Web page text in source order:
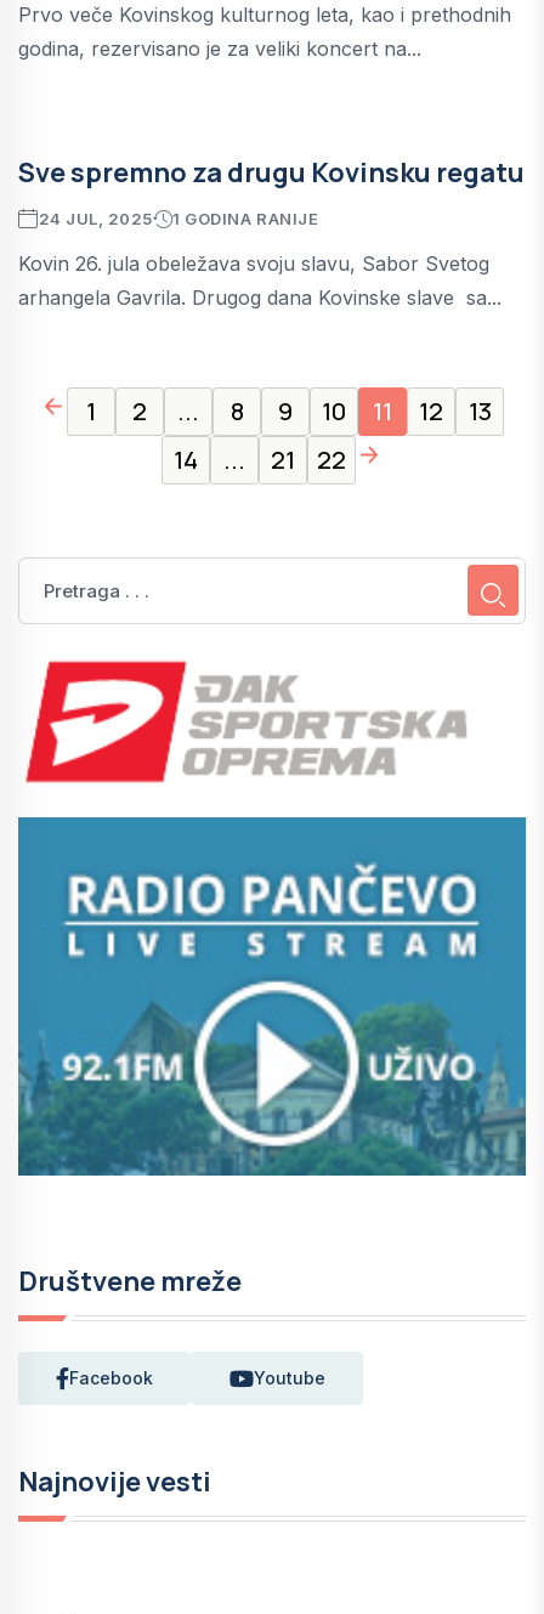
Prvo veče Kovinskog kulturnog leta, kao i prethodnih
godina, rezervisano je za veliki koncert na...
Sve spremno za drugu Kovinsku regatu
24 JUL, 2025 1 GODINA RANIJE
Kovin 26. jula obeležava svoju slavu, Sabor Svetog
arhangela Gavrila. Drugog dana Kovinske slave sa...
page left arrow
1 2 ... 8 9 10 11 12
13
14
... 21 22
Društvene mreže
Facebook Youtube
Najnovije vesti